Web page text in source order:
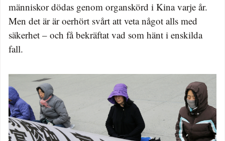
människor dödas genom organskörd i Kina varje år.
Men det är är oerhört svårt att veta något alls med
säkerhet – och få bekräftat vad som hänt i enskilda
fall.